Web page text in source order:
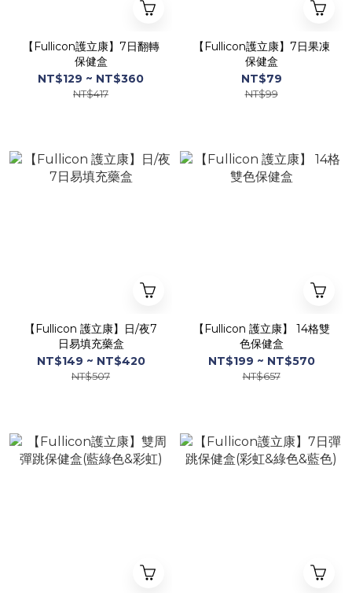
【Fullicon護立康】7日翻轉
保健盒
NT$129 ~ NT$360
NT$417
【Fullicon護立康】7日果凍
保健盒
NT$79
NT$99
【Fullicon 護立康】日/夜7
日易填充藥盒
NT$149 ~ NT$420
NT$507
【Fullicon 護立康】 14格雙
色保健盒
NT$199 ~ NT$570
NT$657